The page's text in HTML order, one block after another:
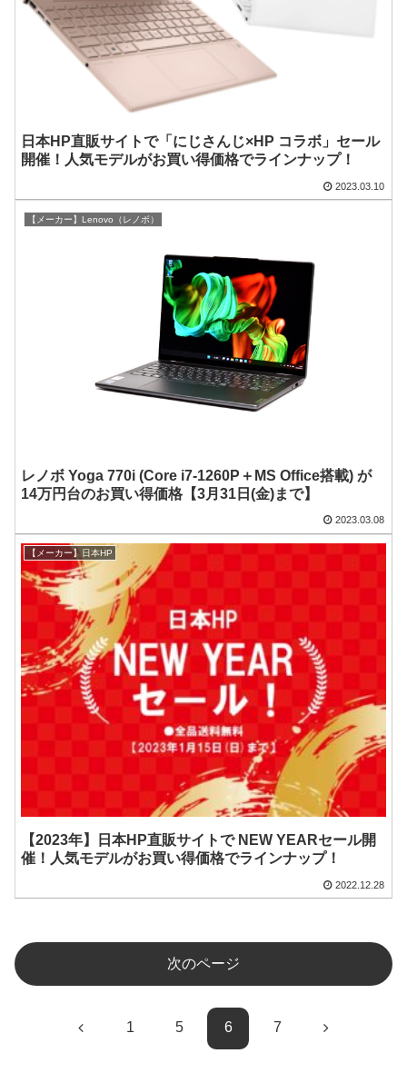
日本HP直販サイトで「にじさんじ×HP コラボ」セール
開催！人気モデルがお買い得価格でラインナップ！
2023.03.10
【メーカー】Lenovo（レノボ）
レノボ Yoga 770i (Core i7-1260P＋MS Office搭載) が
14万円台のお買い得価格【3月31日(金)まで】
2023.03.08
【メーカー】日本HP
【2023年】日本HP直販サイトで NEW YEARセール開
催！人気モデルがお買い得価格でラインナップ！
2022.12.28
次のページ
前 1 5 6 7 次